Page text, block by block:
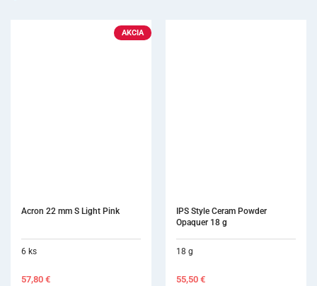
AKCIA
Acron 22 mm S Light Pink
6 ks
57,80 €
IPS Style Ceram Powder
Opaquer 18 g
18 g
55,50 €